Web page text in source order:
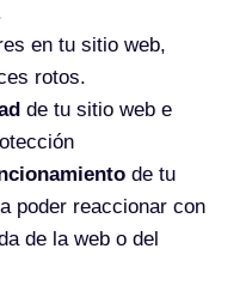
en tu sitio web,
rotos.
de tu sitio web e
de tu
poder reaccionar con
de la web o del